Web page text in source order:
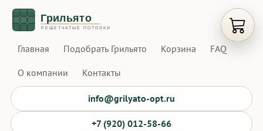
Главная Подобрать Грильято Корзина FAQ
О компании Контакты
info@grilyato-opt.ru
+7 (920) 012-58-66